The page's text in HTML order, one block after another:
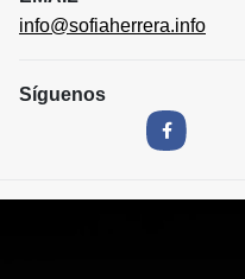
info@sofiaherrera.info
Síguenos
Facebook